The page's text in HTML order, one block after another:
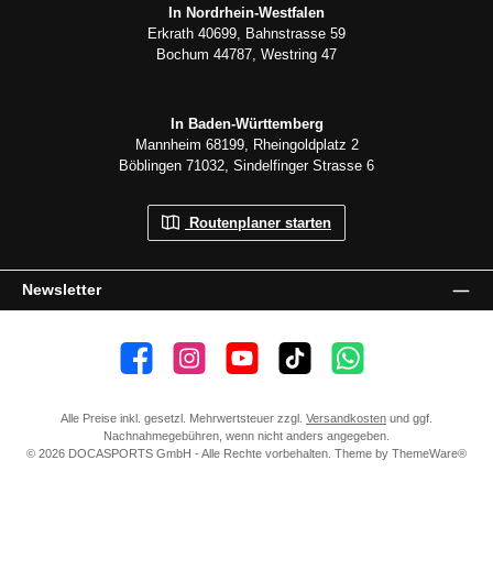
Newsletter
In Nordrhein-Westfalen
Erkrath 40699, Bahnstrasse 59
Bochum 44787, Westring 47
In Baden-Württemberg
Mannheim 68199, Rheingoldplatz 2
Böblingen 71032, Sindelfinger Strasse 6
Routenplaner starten
👍 4.500 Gefällt mir📸 38.000 Follower📺 20 Abonnenten🎵1.800 FollowerKanal abonnieren
Alle Preise inkl. gesetzl. Mehrwertsteuer zzgl. Versandkosten und ggf.
Nachnahmegebühren, wenn nicht anders angegeben.
© 2026 DOCASPORTS GmbH - Alle Rechte vorbehalten. Theme by ThemeWare®